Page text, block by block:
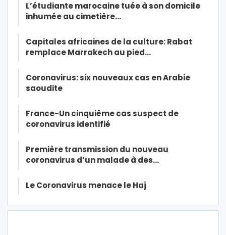
L’étudiante marocaine tuée à son domicile
inhumée au cimetière…
Capitales africaines de la culture: Rabat
remplace Marrakech au pied…
Coronavirus: six nouveaux cas en Arabie
saoudite
France-Un cinquième cas suspect de
coronavirus identifié
Première transmission du nouveau
coronavirus d’un malade à des…
Le Coronavirus menace le Haj